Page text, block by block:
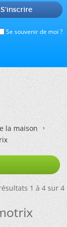
Se souvenir de moi ?
S'inscrire
la maison
1 à 4 sur 4